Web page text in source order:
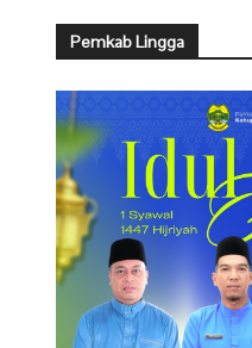
Pemkab Lingga